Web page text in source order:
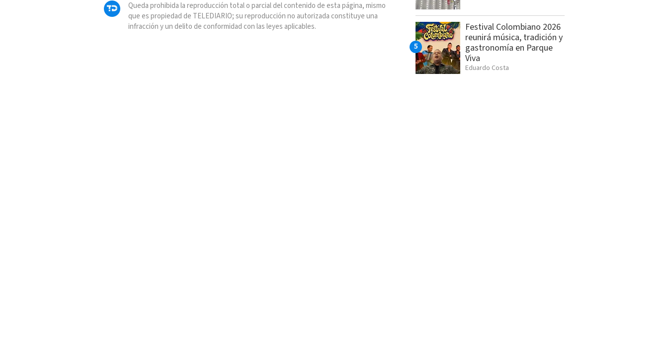
Queda prohibida la reproducción total o parcial del contenido de esta página, mismo
que es propiedad de TELEDIARIO; su reproducción no autorizada constituye una
infracción y un delito de conformidad con las leyes aplicables.
Festival Colombiano 2026
reunirá música, tradición y
gastronomía en Parque
Viva
Eduardo Costa